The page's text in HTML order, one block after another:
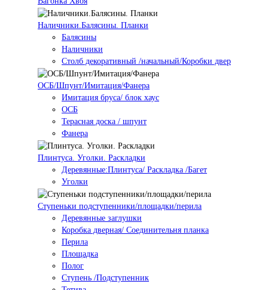
Наличники.Балясины. Планки
Балясины
Наличники
Столб декоративный /начальный/Коробки двер
ОСБ/Шпунт/Имитация/Фанера
Имитация бруса/ блок хаус
ОСБ
Терасная доска / шпунт
Фанера
Плинтуса. Уголки. Раскладки
Деревянные:Плинтуса/ Раскладка /Багет
Уголки
Ступеньки подступенники/площадки/перила
Деревянные заглушки
Коробка дверная/ Соединительня планка
Перила
Площадка
Полог
Ступень /Подступенник